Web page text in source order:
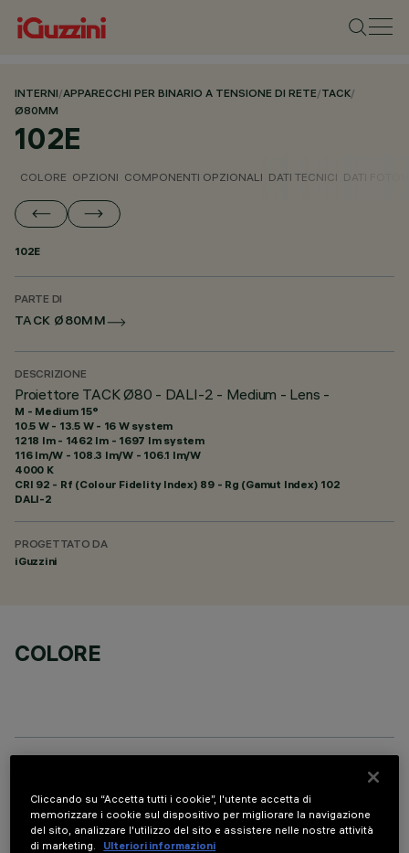
INTERNI/APPARECCHI PER BINARIO A TENSIONE DI RETE/TACK/
Ø80MM
102E
COLORE OPZIONI COMPONENTI OPZIONALI DATI TECNICI DATI
102E
PARTE DI
TACK Ø80MM
DESCRIZIONE
Proiettore TACK Ø80 - DALI-2 - Medium - Lens -
M - Medium 15°
10.5 W - 13.5 W - 16 W system
1218 lm - 1462 lm - 1697 lm system
116 lm/W - 108.3 lm/W - 106.1 lm/W
4000 K
CRI 92 - Rf (Colour Fidelity Index) 89 - Rg (Gamut Index) 102
DALI-2
PROGETTATO DA
iGuzzini
COLORE
Cliccando su “Accetta tutti i cookie”, l'utente accetta di
memorizzare i cookie sul dispositivo per migliorare la navigazione
del sito, analizzare l'utilizzo del sito e assistere nelle nostre attività
di marketing.
Ulteriori informazioni